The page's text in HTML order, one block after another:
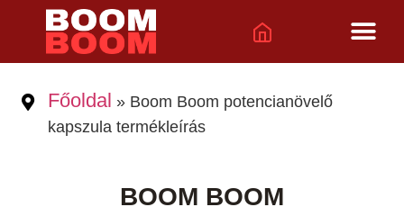
Főoldal » Boom Boom potencianövelő
kapszula termékleírás
BOOM BOOM